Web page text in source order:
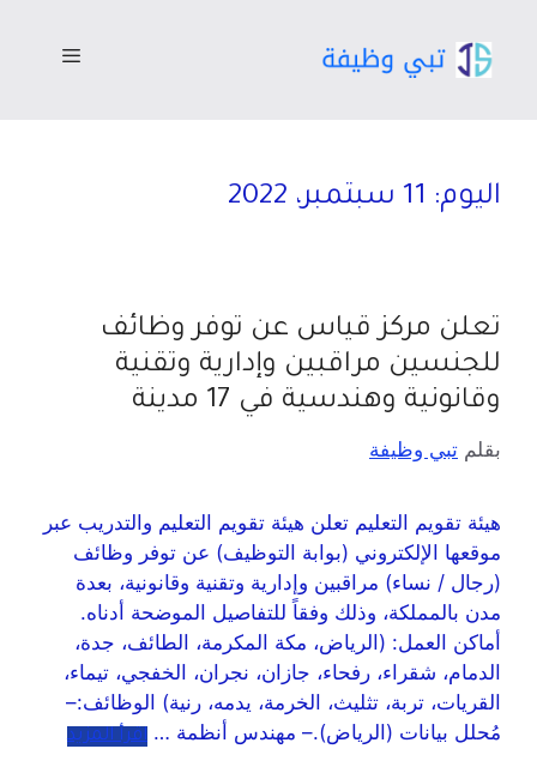
اليوم: 11 سبتمبر، 2022
تعلن مركز قياس عن توفر وظائف
للجنسين مراقبين وإدارية وتقنية
وقانونية وهندسية في 17 مدينة
بقلم تبي وظيفة
هيئة تقويم التعليم تعلن هيئة تقويم التعليم والتدريب عبر
موقعها الإلكتروني (بوابة التوظيف) عن توفر وظائف
(رجال / نساء) مراقبين وإدارية وتقنية وقانونية، بعدة
مدن بالمملكة، وذلك وفقاً للتفاصيل الموضحة أدناه.
أماكن العمل: (الرياض، مكة المكرمة، الطائف، جدة،
الدمام، شقراء، رفحاء، جازان، نجران، الخفجي، تيماء،
القريات، تربة، تثليث، الخرمة، يدمه، رنية) الوظائف:–
مُحلل بيانات (الرياض).– مهندس أنظمة … اقرأ المزيد